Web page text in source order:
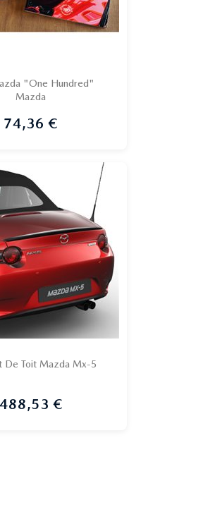
"One Hundred"
Mazda
Prix
74,36 €
De Toit Mazda Mx-5
Prix
488,53 €